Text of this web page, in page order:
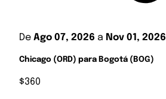
De Ago 07, 2026 a Nov 01, 2026
Chicago (ORD) para Bogotá (BOG)
$360